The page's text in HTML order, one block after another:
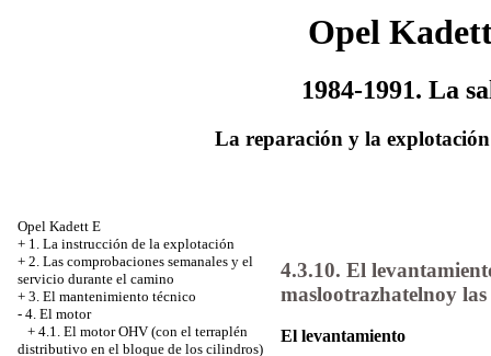
Opel
1984-1991. La
La reparación y la
Opel Kadett E
+ 1. La instrucción de la explotación
+ 2. Las comprobaciones semanales y el
servicio durante el camino
+ 3. El mantenimiento técnico
- 4. El motor
+ 4.1. El motor OHV (con el terraplén
distributivo en el bloque de los cilindros)
4.3.10. El
maslootrazhatelnoy las
El levantamiento